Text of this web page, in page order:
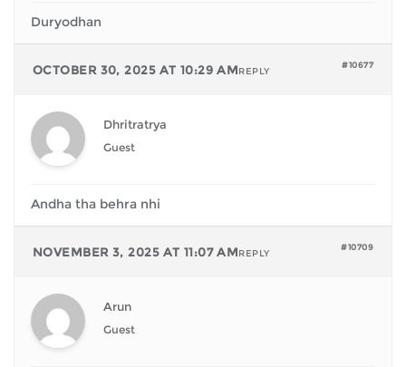
Duryodhan
OCTOBER 30, 2025 AT 10:29 AM #10677
REPLY
Dhritratrya
Guest
Andha tha behra nhi
NOVEMBER 3, 2025 AT 11:07 AM #10709
REPLY
Arun
Guest